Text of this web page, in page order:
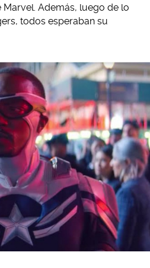
Además, luego de lo
todos esperaban su